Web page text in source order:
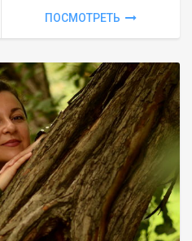
ПОСМОТРЕТЬ